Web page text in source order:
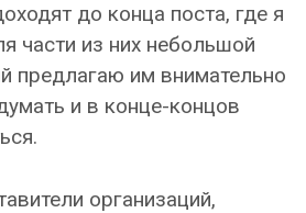
до конца поста, где я
части из них небольшой
предлагаю им внимательно
и в конце-концов
организаций,